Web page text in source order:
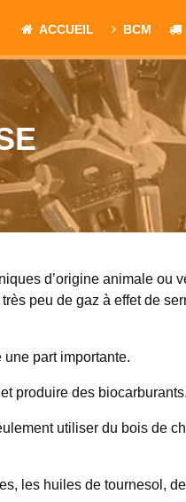
ACCUEIL BCM
d’origine animale ou
peu de gaz à effet de
part importante.
produire des biocarburants.
utiliser du bois de
les huiles de tournesol,